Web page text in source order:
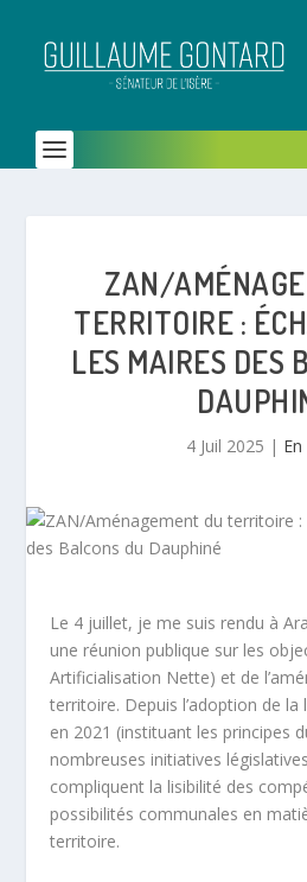
ZAN/
TERRITOIRE :
LES MAIRES DES
4 Juil 2025 |
Le 4 juillet, je me suis rendu à
une réunion publique sur les
Artificialisation Nette) et de
territoire. Depuis l’adoption de la
en 2021 (instituant les principes
nombreuses initiatives
compliquent la lisibilité des
possibilités communales en
territoire.